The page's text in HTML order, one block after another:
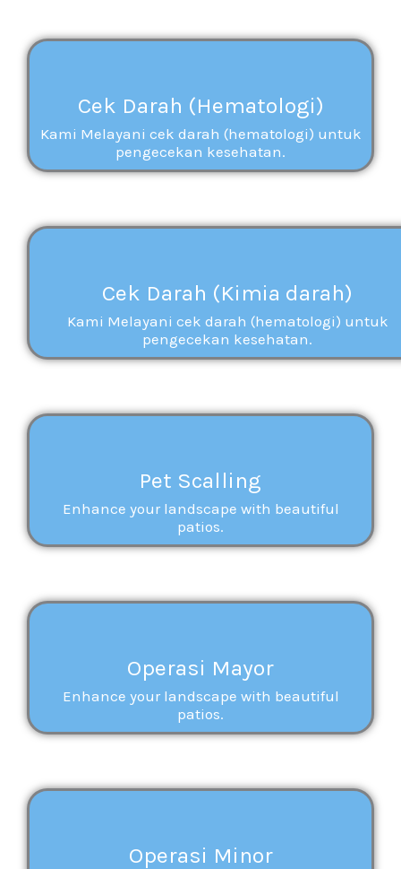
Cek Darah (Hematologi)
Kami Melayani cek darah (hematologi) untuk
pengecekan kesehatan.
Cek Darah (Kimia darah)
Kami Melayani cek darah (hematologi) untuk
pengecekan kesehatan.
Pet Scalling
Enhance your landscape with beautiful
patios.
Operasi Mayor
Enhance your landscape with beautiful
patios.
Operasi Minor